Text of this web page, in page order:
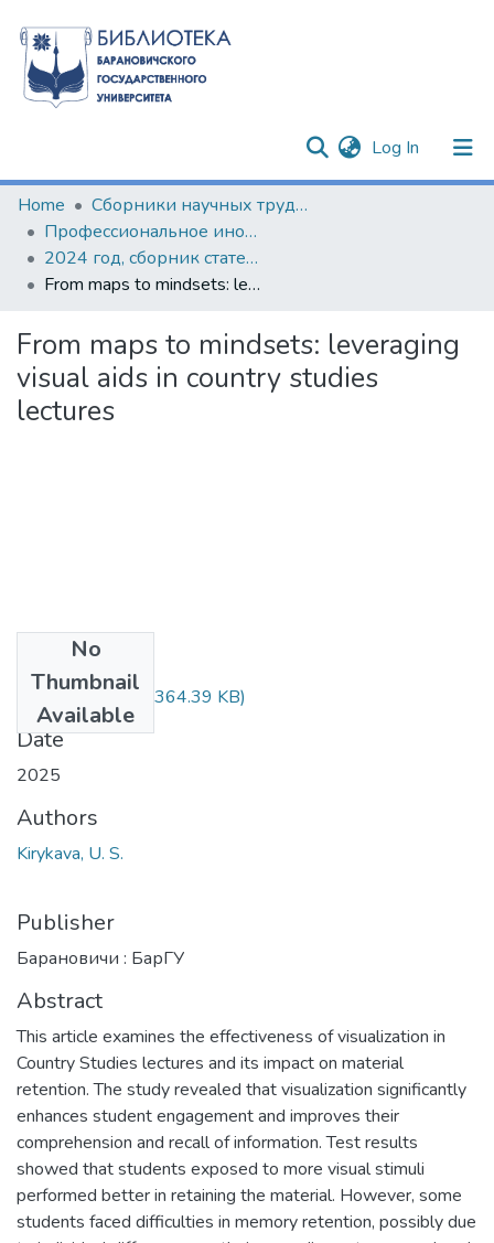
Log In (current)
Communities & Collections
All of DSpace
Statistics
Home
Сборники научных трудов
Профессиональное иноязычное образование в контексте инноваций XXI века
2024 год, сборник статей по результатам III Научно-практического семинара с международным участием
From maps to mindsets: leveraging visual aids in country studies lectures
From maps to mindsets: leveraging
visual aids in country studies
lectures
No
Thumbnail
Available
Kirykava U. S..pdf (364.39 KB)
Date
2025
Authors
Kirykava, U. S.
Publisher
Барановичи : БарГУ
Abstract
This article examines the effectiveness of visualization in
Country Studies lectures and its impact on material
retention. The study revealed that visualization significantly
enhances student engagement and improves their
comprehension and recall of information. Test results
showed that students exposed to more visual stimuli
performed better in retaining the material. However, some
students faced difficulties in memory retention, possibly due